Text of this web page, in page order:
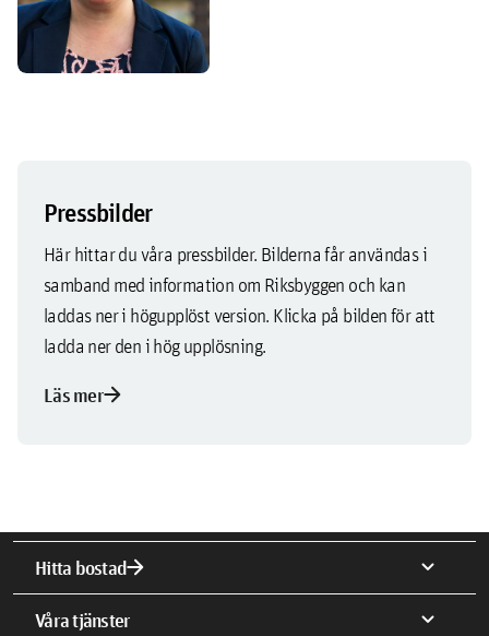
Pressbilder
Här hittar du våra pressbilder. Bilderna får användas i
samband med information om Riksbyggen och kan
laddas ner i högupplöst version. Klicka på bilden för att
ladda ner den i hög upplösning.
Läs merarrow_forward
Hitta bostadarrow_forward expand_more
Våra tjänster expand_more